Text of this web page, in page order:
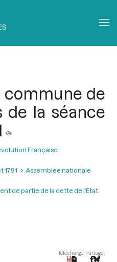
commune de
de la séance
Française
1791
Assemblée nationale
de partie de la dette de l’Etat
TéléchargerPartager